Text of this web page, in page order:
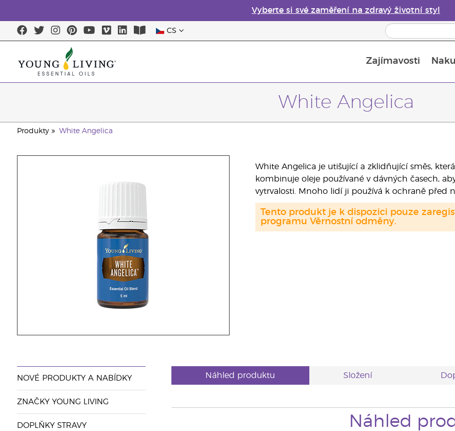
Vyberte si své zaměření na zdravý životní styl
CS
Zajímavosti
White Angelica
Produkty White Angelica
White Angelica je utišující a zklidňující směs,
kombinuje oleje používané v dávných časech,
vytrvalosti. Mnoho lidí ji používá k ochraně před
Tento produkt je k dispozici pouze
programu Věrnostní odměny.
NOVÉ PRODUKTY A NABÍDKY
ZNAČKY YOUNG LIVING
DOPLŇKY STRAVY
Náhled produktu Složení
Náhled